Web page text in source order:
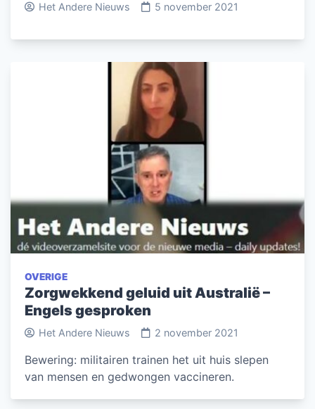
Het Andere Nieuws 5 november 2021
OVERIGE
Zorgwekkend geluid uit Australië –
Engels gesproken
Het Andere Nieuws 2 november 2021
Bewering: militairen trainen het uit huis slepen
van mensen en gedwongen vaccineren.